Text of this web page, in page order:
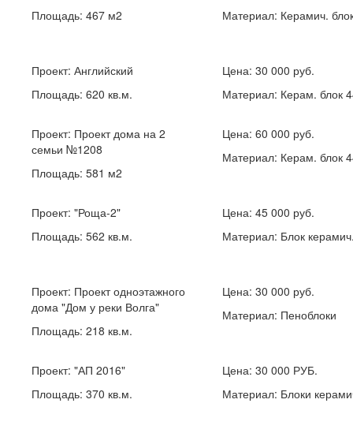
Площадь: 467 м2
Материал: Керамич.
Проект: Английский
Площадь: 620 кв.м.
Цена: 30 000 руб.
Материал: Керам. блок
Проект: Проект дома на 2
семьи №1208
Площадь: 581 м2
Цена: 60 000 руб.
Материал: Керам. блок
Проект: "Роща-2"
Площадь: 562 кв.м.
Цена: 45 000 руб.
Материал: Блок
Проект: Проект одноэтажного
дома "Дом у реки Волга"
Площадь: 218 кв.м.
Цена: 30 000 руб.
Материал: Пеноблоки
Проект: "АП 2016"
Площадь: 370 кв.м.
Цена: 30 000 РУБ.
Материал: Блоки